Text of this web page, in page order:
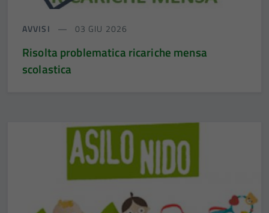
AVVISI 03 GIU 2026
Risolta problematica ricariche mensa
scolastica